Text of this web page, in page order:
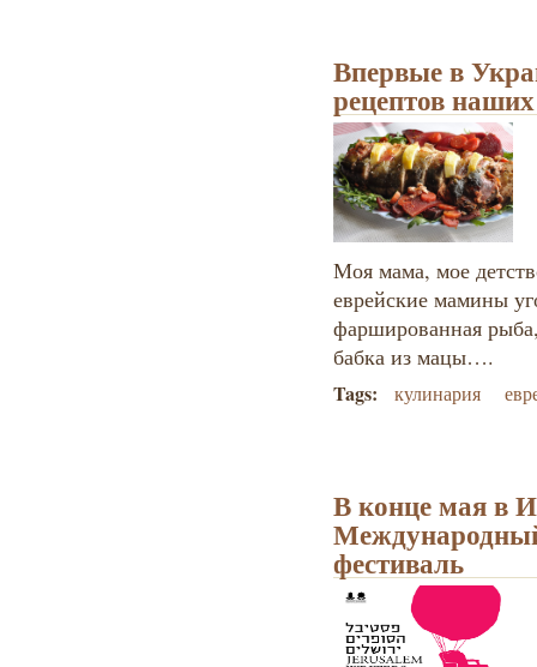
Впервые в
рецептов
Моя мама, мое
еврейские мамины
фаршированная
бабка из мацы….
Tags: кулинария
В конце мая в
фестиваль